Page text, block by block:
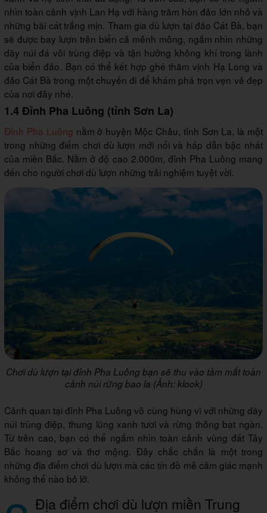
nhìn toàn cảnh vịnh Lan Hạ với hàng trăm hòn đảo lớn nhỏ và
những bãi cát trắng mịn. Tham gia dù lượn tại đảo Cát Bà, bạn
sẽ được bay lượn trên biển cả mênh mông, ngắm nhìn những
dãy núi đá vôi trùng điệp và tận hưởng không khí trong lành
của biển đảo. Bạn có thể kết hợp ghé thăm vịnh Hạ Long và
đảo Cát Bà trong một chuyến đi để khám phá trọn vẹn vẻ đẹp
của nơi đây nhé.
1.4 Đỉnh Pha Luông (tỉnh Sơn La)
Đỉnh Pha Luông nằm ở huyện Mộc Châu, tỉnh Sơn La, là một
trong những điểm chơi dù lượn mới nổi và hấp dẫn bậc nhất
của miền Bắc. Nằm ở độ cao 2.000m, đỉnh Pha Luông mang
đến cho người chơi dù lượn những trải nghiệm tuyệt vời.
Chơi dù lượn tại đỉnh Pha Luông bạn sẽ thu vào tầm mắt toàn
cảnh núi rừng bao la (Ảnh: klook)
Cảnh quan tại đỉnh Pha Luông vô cùng hùng vĩ với những dãy
núi trùng điệp, thung lũng xanh tươi và rừng thông bạt ngàn.
Từ trên cao, bạn có thể ngắm nhìn toàn cảnh vùng đất Tây
Bắc hoang sơ và thơ mộng. Đây chắc chắn là một trong
những địa điểm chơi dù lượn mà các tín đồ mê cảm giác mạnh
không thể nào bỏ lỡ.
Địa điểm chơi dù lượn miền Trung